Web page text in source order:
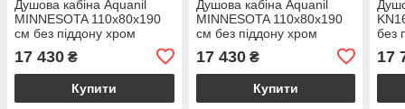
Душова кабіна Aquanil
MINNESOTA 110х80х190
см без піддону хром
матове скло 6 мм розсувні
двері
17 430 ₴
Купити
Душова кабіна Aquanil
MINNESOTA 110х80х190
см без піддону хром
матове скло 6 мм розсувні
двері
17 430₴
Купити
без
17